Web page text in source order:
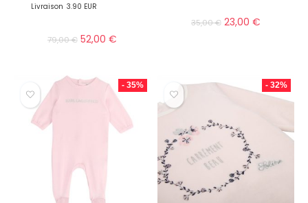
Livraison 3.90 EUR
79,00€ 52,00 €
35,00€ 23,00 €
- 35% - 32%